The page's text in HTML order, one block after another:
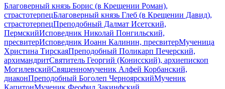
Благоверный князь Борис (в Крещении Роман),
страстотерпецБлаговерный князь Глеб (в Крещении Давид),
страстотерпецПреподобный Далмат Исетский,
ПермскийИсповедник Николай Понгильский,
пресвитерИсповедник Иоанн Калинин, пресвитерМученица
Христина ТирскаяПреподобный Поликарп Печерский,
архимандритСвятитель Георгий (Конисский), архиепископ
МогилевскийСвященномученик Алфей Корбанский,
диаконПреподобный Боголеп ЧерноярскийМученик